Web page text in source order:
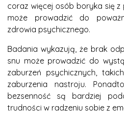
coraz więcej osób boryka się z
może prowadzić do
zdrowia psychicznego.
Badania wykazują, że brak
snu może prowadzić do
zaburzeń psychicznych,
zaburzenia nastroju.
bezsenność są bardziej
trudności w radzeniu sobie z